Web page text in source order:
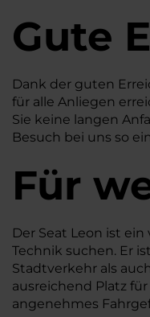
Gute
Dank der guten
für alle Anliegen
Sie keine langen
Besuch bei uns so
Für
Der Seat Leon ist
Technik suchen. Er
Stadtverkehr als
ausreichend Platz
angenehmes